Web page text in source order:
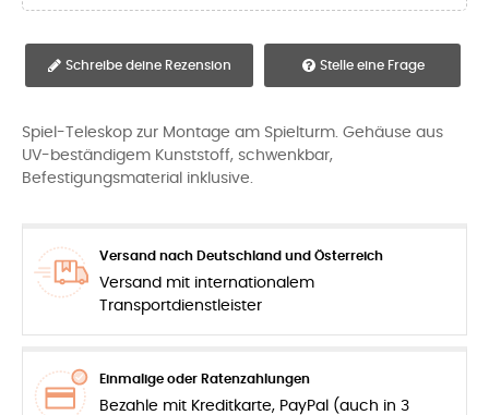
Schreibe deine Rezension Stelle eine Frage
Spiel-Teleskop zur Montage am Spielturm. Gehäuse aus
UV-beständigem Kunststoff, schwenkbar,
Befestigungsmaterial inklusive.
Versand nach Deutschland und Österreich
Versand mit internationalem
Transportdienstleister
Einmalige oder Ratenzahlungen
Bezahle mit Kreditkarte, PayPal (auch in 3